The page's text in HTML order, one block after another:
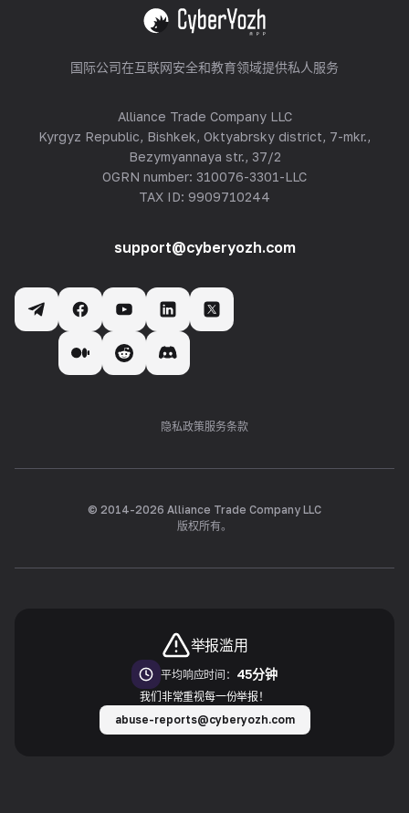
查看全部
国际公司在互联网安全和教育领域提供私人服务
Alliance Trade Company LLC
Kyrgyz Republic, Bishkek, Oktyabrsky district, 7-mkr.,
Bezymyannaya str., 37/2
OGRN number: 310076-3301-LLC
TAX ID: 9909710244
support@cyberyozh.com
隐私政策服务条款
© 2014-2026 Alliance Trade Company LLC
版权所有。
举报滥用
平均响应时间： 45分钟
我们非常重视每一份举报！
abuse-reports@cyberyozh.com